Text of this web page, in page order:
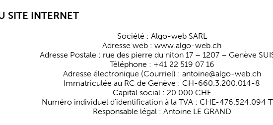
SITE INTERNET
Société : Algo-web SARL
Adresse web : www.algo-web.ch
Adresse Postale : rue des pierre du niton 17 – 1207 – Genève
Téléphone : +41 22 519 07 16
Adresse électronique (Courriel) : antoine@algo-web.ch
Immatriculée au RC de Genève : CH-660.3.200.014-8
Capital social : 20 000 CHF
Numéro individuel d'identification à la TVA : CHE-476.524.094
Responsable légal : Antoine LE GRAND